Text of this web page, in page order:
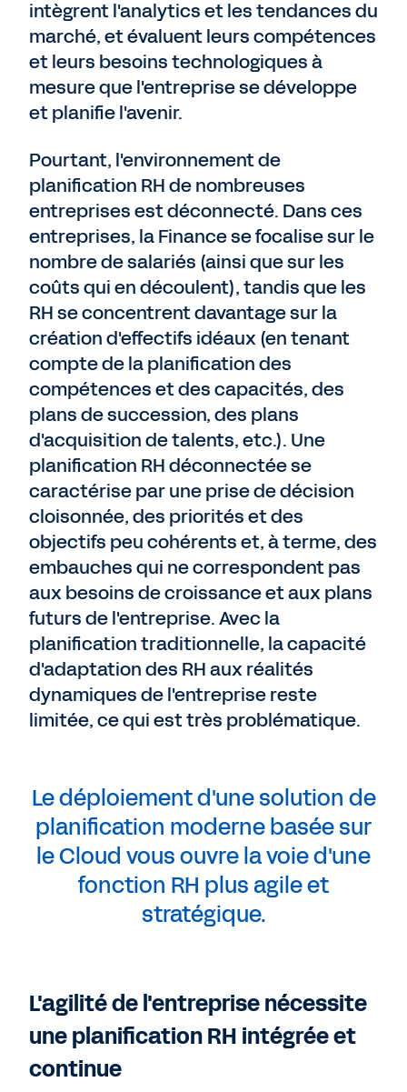
intègrent l'analytics et les tendances du
marché, et évaluent leurs compétences
et leurs besoins technologiques à
mesure que l'entreprise se développe
et planifie l'avenir.
Pourtant, l'environnement de
planification RH de nombreuses
entreprises est déconnecté. Dans ces
entreprises, la Finance se focalise sur le
nombre de salariés (ainsi que sur les
coûts qui en découlent), tandis que les
RH se concentrent davantage sur la
création d'effectifs idéaux (en tenant
compte de la planification des
compétences et des capacités, des
plans de succession, des plans
d'acquisition de talents, etc.). Une
planification RH déconnectée se
caractérise par une prise de décision
cloisonnée, des priorités et des
objectifs peu cohérents et, à terme, des
embauches qui ne correspondent pas
aux besoins de croissance et aux plans
futurs de l'entreprise. Avec la
planification traditionnelle, la capacité
d'adaptation des RH aux réalités
dynamiques de l'entreprise reste
limitée, ce qui est très problématique.
Le déploiement d'une solution de
planification moderne basée sur
le Cloud vous ouvre la voie d'une
fonction RH plus agile et
stratégique.
L'agilité de l'entreprise nécessite
une planification RH intégrée et
continue